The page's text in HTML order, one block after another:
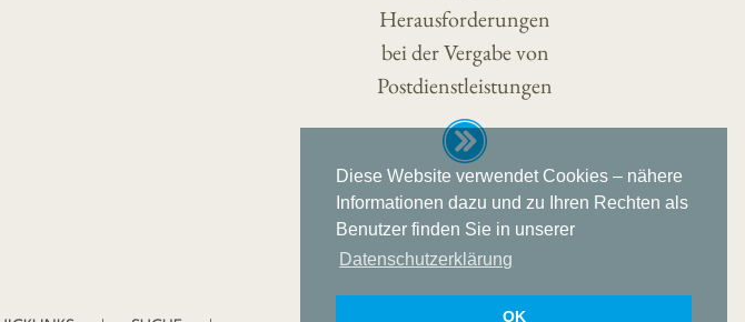
Diese Website verwendet Cookies – nähere
Informationen dazu und zu Ihren Rechten als
Benutzer finden Sie in unserer
Datenschutzerklärung
OK
Herausforderungen
bei der Vergabe von
Postdienstleistungen